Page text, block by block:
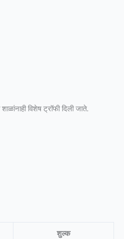
विशेष ट्रॉफी दिली जाते.
शुल्क